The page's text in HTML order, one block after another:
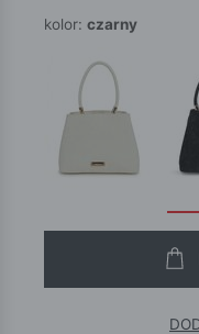
kolor: czarny